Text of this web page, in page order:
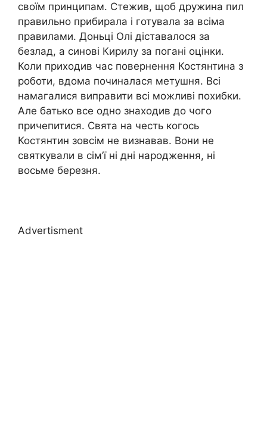
своїм принципам. Стежив, щоб дружина пил
правильно прибирала і готувала за всіма
правилами. Доньці Олі діставалося за
безлад, а синові Кирилу за погані оцінки.
Коли приходив час повернення Костянтина з
роботи, вдома починалася метушня. Всі
намагалися виправити всі можливі похибки.
Але батько все одно знаходив до чого
причепитися. Свята на честь когось
Костянтин зовсім не визнавав. Вони не
святкували в сім’ї ні дні народження, ні
восьме березня.
Advertisment